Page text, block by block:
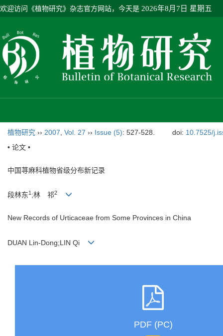
欢迎访问《植物研究》杂志官方网站，今天是 2026年8月7日 星期五
植物研究 ›› 2007 Vol. 27 ›› Issue (5): 527-528. doi: 10.7525/
• 论文 •
中国荨麻科植物省级分布新记录
段林东1 ;林 祁2
New Records of Urticaceae from Some Provinces in China
DUAN Lin-Dong;LIN Qi
PDF (PC)